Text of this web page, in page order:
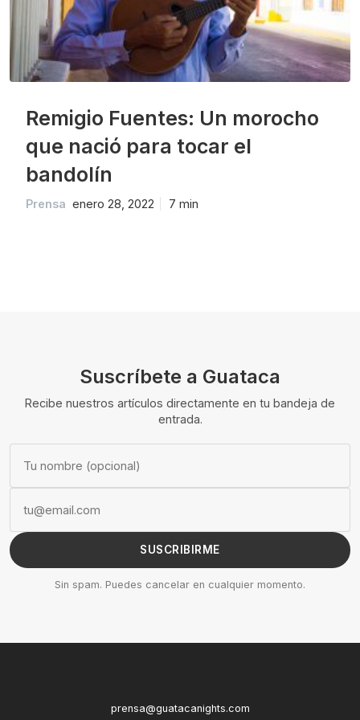
Remigio Fuentes: Un morocho
que nació para tocar el
bandolín
Prensa enero 28, 2022 7 min
Suscríbete a Guataca
Recibe nuestros artículos directamente en tu bandeja de
entrada.
SUSCRIBIRME
Sin spam. Puedes cancelar en cualquier momento.
prensa@guatacanights.com